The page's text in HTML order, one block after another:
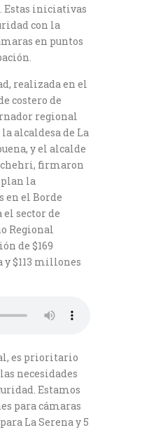
Estas iniciativas
con la
en puntos
realizada en el
costero de
regional
alcaldesa de La
y el alcalde
firmaron
la
en el Borde
el sector de
Regional
de $169
$113 millones
es prioritario
necesidades
Estamos
para cámaras
La Serena y 5